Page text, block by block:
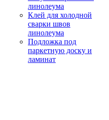
линолеума
Клей для холодной
сварки швов
линолеума
Подложка под
паркетную доску и
ламинат